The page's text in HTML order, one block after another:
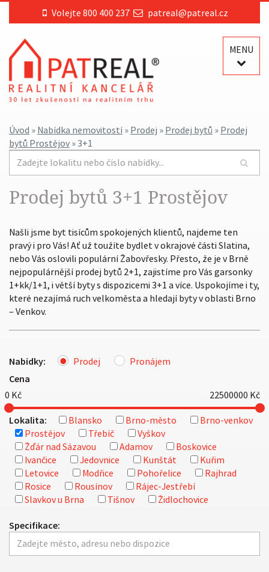
Volejte 800 400 237 patreal@patreal.cz
MENU
Úvod » Nabídka nemovitostí » Prodej » Prodej bytů » Prodej
bytů Prostějov » 3+1
Prodej bytů 3+1 Prostějov
Našli jsme byt tisícům spokojených klientů, najdeme ten
pravý i pro Vás! Ať už toužíte bydlet v okrajové části Slatina,
nebo Vás oslovili populární Žabovřesky. Přesto, že je v Brně
nejpopulárnější prodej bytů 2+1, zajistíme pro Vás garsonky
1+kk/1+1, i větší byty s dispozicemi 3+1 a více. Uspokojíme i ty,
které nezajímá ruch velkoměsta a hledají byty v oblasti Brno
– Venkov.
Nabídky: Prodej
Pronájem
Cena
0 Kč 22500000 Kč
Lokalita: Blansko Brno-město
Brno-venkov
Prostějov
Třebíč
Vyškov
Žďár nad Sázavou
Adamov
Boskovice
Ivančice
Jedovnice Kunštát
Kuřim
Letovice
Modřice Pohořelice
Rajhrad
Rosice
Rousínov
Rájec-Jestřebí
Slavkov u Brna
Tišnov Židlochovice
Specifikace: